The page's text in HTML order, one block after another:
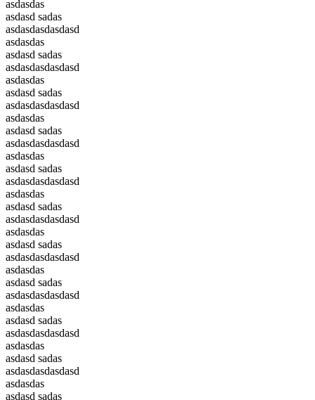
asdasdas
asdasd sadas
asdasdasdasdasd
asdasdas
asdasd sadas
asdasdasdasdasd
asdasdas
asdasd sadas
asdasdasdasdasd
asdasdas
asdasd sadas
asdasdasdasdasd
asdasdas
asdasd sadas
asdasdasdasdasd
asdasdas
asdasd sadas
asdasdasdasdasd
asdasdas
asdasd sadas
asdasdasdasdasd
asdasdas
asdasd sadas
asdasdasdasdasd
asdasdas
asdasd sadas
asdasdasdasdasd
asdasdas
asdasd sadas
asdasdasdasdasd
asdasdas
asdasd sadas